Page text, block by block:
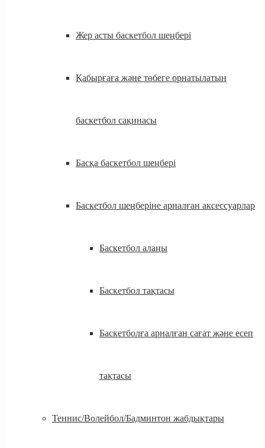
Жер асты баскетбол шеңбері
Қабырғаға және төбеге орнатылатын
баскетбол сақинасы
Басқа баскетбол шеңбері
Баскетбол шеңберіне арналған аксессуарлар
Баскетбол алаңы
Баскетбол тақтасы
Баскетболға арналған сағат және есеп
тақтасы
Теннис/Волейбол/Бадминтон жабдықтары